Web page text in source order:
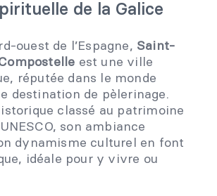
de la Galice
ouest de l’Espagne, Saint-
est une ville
réputée dans le monde
destination de pèlerinage.
classé au patrimoine
son ambiance
dynamisme culturel en font
idéale pour y vivre ou